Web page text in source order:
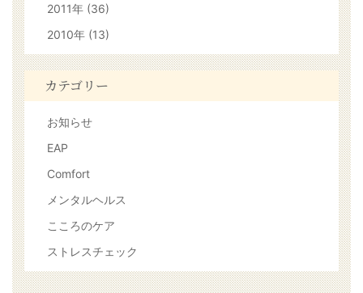
2011年 (36)
2010年 (13)
カテゴリー
お知らせ
EAP
Comfort
メンタルヘルス
こころのケア
ストレスチェック